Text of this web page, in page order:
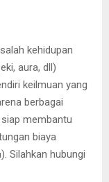
kehidupan
aura, dll)
keilmuan yang
berbagai
membantu
biaya
Silahkan hubungi